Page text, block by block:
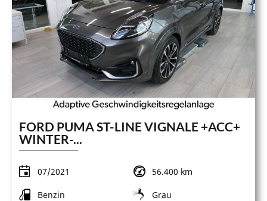
FORD PUMA ST-LINE VIGNALE +ACC+
WINTER-...
07/2021 56.400 km
Benzin Grau